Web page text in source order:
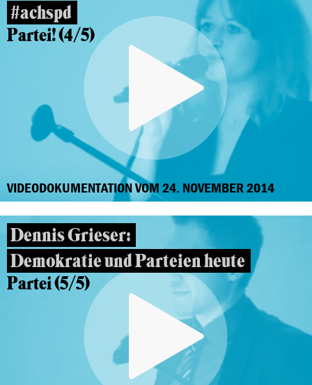
#achspd
Partei! (4/5)
VIDEODOKUMENTATION VOM 24. NOVEMBER 2014
Dennis Grieser:
Demokratie und Parteien heute
Partei (5/5)